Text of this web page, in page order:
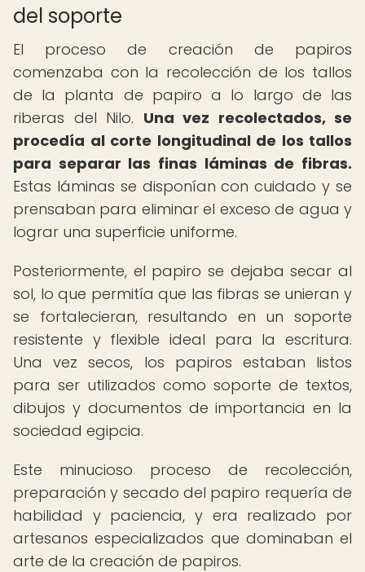
del soporte
El proceso de creación de papiros
comenzaba con la recolección de los tallos
de la planta de papiro a lo largo de las
riberas del Nilo. Una vez recolectados, se
procedía al corte longitudinal de los tallos
para separar las finas láminas de fibras.
Estas láminas se disponían con cuidado y se
prensaban para eliminar el exceso de agua y
lograr una superficie uniforme.
Posteriormente, el papiro se dejaba secar al
sol, lo que permitía que las fibras se unieran y
se fortalecieran, resultando en un soporte
resistente y flexible ideal para la escritura.
Una vez secos, los papiros estaban listos
para ser utilizados como soporte de textos,
dibujos y documentos de importancia en la
sociedad egipcia.
Este minucioso proceso de recolección,
preparación y secado del papiro requería de
habilidad y paciencia, y era realizado por
artesanos especializados que dominaban el
arte de la creación de papiros.